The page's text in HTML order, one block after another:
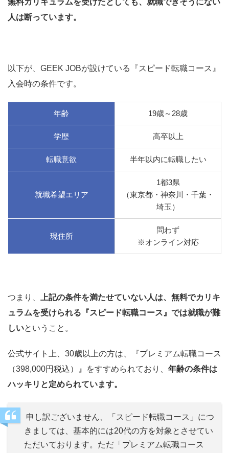
人は断っています。
以下が、GEEK JOBが設けている『スピード転職コース』
入会時の条件です。
年齢 19歳～28歳
学歴 高卒以上
転職意欲 半年以内に転職したい
就職希望エリア
1都3県
（東京都・神奈川・千葉・
埼玉）
現住所
問わず
※オンライン対応
つまり、
上記の条件を満たせていない人は、無料でカリキ
ュラムを受けられる『スピード転職コース』では就職が難
しいということ。
公式サイト上、30歳以上の方は、『プレミアム転職コース
（398,000円税込）』をすすめられており、 年齢の条件は
ハッキリと定められています。
申し訳ございません、「スピード転職コース」につ
きましては、基本的には20代の方を対象とさせてい
ただいております。ただ「プレミアム転職コース